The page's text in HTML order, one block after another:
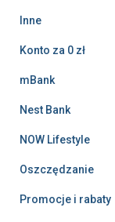
Inne
Konto za 0 zł
mBank
Nest Bank
NOW Lifestyle
Oszczędzanie
Promocje i rabaty